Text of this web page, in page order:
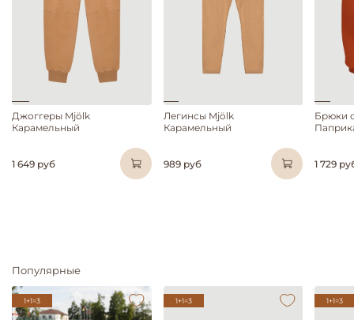
Джоггеры Mjölk
Карамельный
1 649 руб
Легинсы Mjölk
Карамельный
989 руб
Брюки
1 729
Популярные
1+1=3 1+1=3 1+1=3